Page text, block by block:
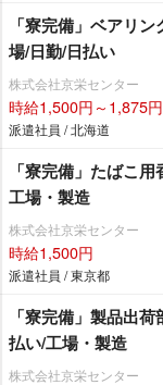
「寮完備」ベアリ
場/日勤/日払い
株式会社京栄センター
時給1,500円～1,875円
派遣社員 / 北海道
「寮完備」たばこ
工場・製造
株式会社京栄センター
時給1,500円
派遣社員 / 東京都
「寮完備」製品出
払い/工場・製造
株式会社京栄センター